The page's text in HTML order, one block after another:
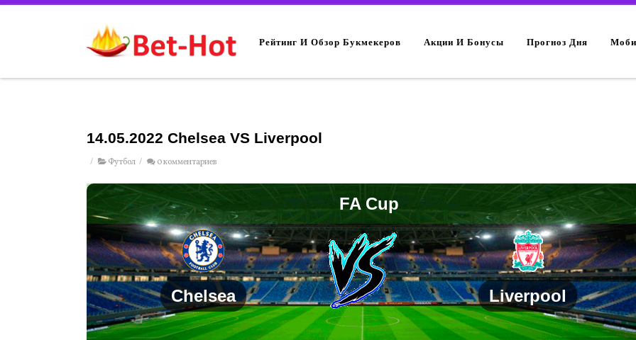
Рейтинг И Обзор Букмекеров Акции И Бонусы Прогноз Дня
14.05.2022 Chelsea VS Liverpool
/ Футбол / 0 комментариев
FA Cup
Chelsea Liverpool